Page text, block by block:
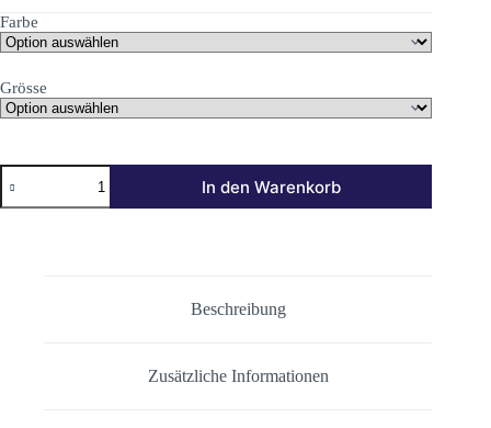
Farbe
Grösse
JAPAN
Menge
In den Warenkorb
Beschreibung
Zusätzliche Informationen